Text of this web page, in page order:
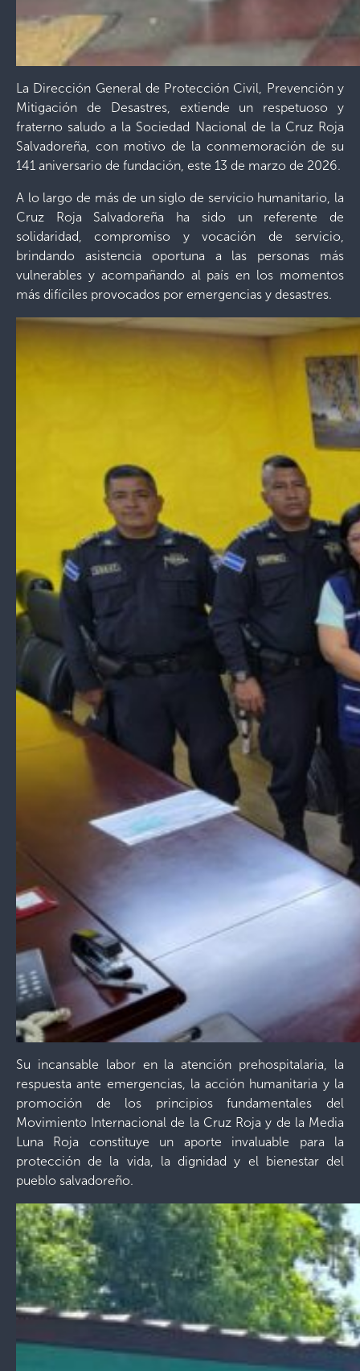
La Dirección General de Protección Civil, Prevención y
Mitigación de Desastres, extiende un respetuoso y
fraterno saludo a la Sociedad Nacional de la Cruz Roja
Salvadoreña, con motivo de la conmemoración de su
141 aniversario de fundación, este 13 de marzo de 2026.
A lo largo de más de un siglo de servicio humanitario, la
Cruz Roja Salvadoreña ha sido un referente de
solidaridad, compromiso y vocación de servicio,
brindando asistencia oportuna a las personas más
vulnerables y acompañando al país en los momentos
más difíciles provocados por emergencias y desastres.
Su incansable labor en la atención prehospitalaria, la
respuesta ante emergencias, la acción humanitaria y la
promoción de los principios fundamentales del
Movimiento Internacional de la Cruz Roja y de la Media
Luna Roja constituye un aporte invaluable para la
protección de la vida, la dignidad y el bienestar del
pueblo salvadoreño.